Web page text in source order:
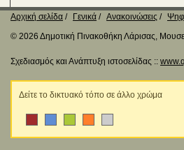
Αρχική σελίδα Γενικά Ανακοινώσεις
© 2026 Δημοτική Πινακοθήκη Λάρισας,
Σχεδιασμός και Ανάπτυξη ιστοσελίδας ::
Δείτε το δικτυακό τόπο σε άλλο χρώμα